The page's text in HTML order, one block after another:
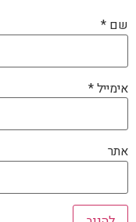
שם *
אימייל*
אתר